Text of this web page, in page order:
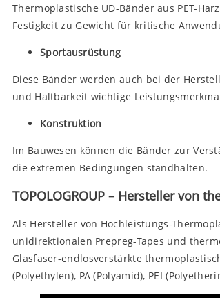
Thermoplastische UD-Bänder aus PET-
Festigkeit zu Gewicht für kritische
Sportausrüstung
Diese Bänder werden auch bei der
und Haltbarkeit wichtige
Konstruktion
Im Bauwesen können die Bänder zur
die extremen Bedingungen standhalten.
TOPOLOGROUP – Hersteller von
Als Hersteller von Hochleistungs-
unidirektionalen Prepreg-Tapes und
Glasfaser-endlosverstärkte
(Polyethylen), PA (Polyamid), PEI